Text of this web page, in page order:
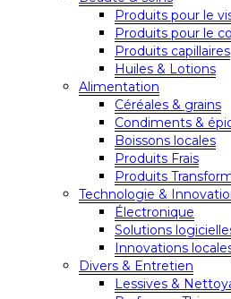
Produits pour le
Produits pour le
Produits capillaires
Huiles & Lotions
Alimentation
Céréales & grains
Condiments &
Boissons locales
Produits Frais
Produits
Technologie &
Électronique
Solutions
Innovations
Divers & Entretien
Lessives &